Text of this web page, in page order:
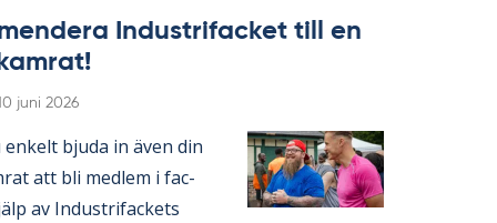
In­du­stri­fac­ket till en
juni 2026
bju­da in även din
att bli med­lem i fac­
av In­du­stri­fac­kets